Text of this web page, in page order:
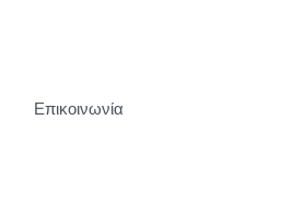
Επικοινωνία